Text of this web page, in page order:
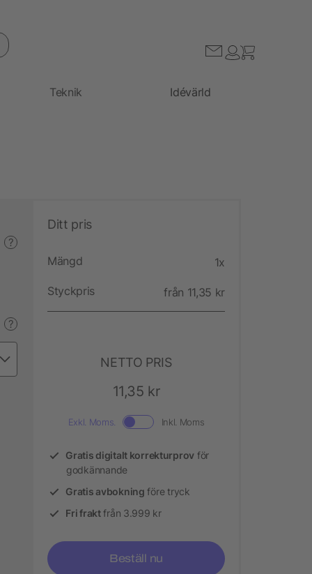
Teknik Idévärld
?
?
Ditt pris
Mängd 1x
Styckpris från 11,35 kr
NETTO PRIS
11,35 kr
Exkl. Moms. Inkl. Moms
Gratis digitalt korrekturprov för
godkännande
Gratis avbokning före tryck
Fri fraktfrån 3.999 kr
Beställ nu